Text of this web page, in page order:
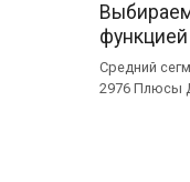
Средний
2976 Плюсы